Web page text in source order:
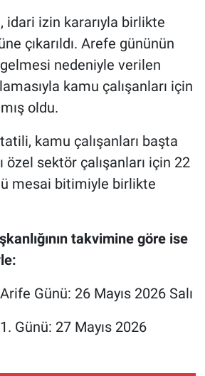
idari izin kararıyla birlikte
çıkarıldı. Arefe gününün
nedeniyle verilen
kamu çalışanları için
oldu.
kamu çalışanları başta
özel sektör çalışanları için 22
mesai bitimiyle birlikte
takvimine göre ise
Günü: 26 Mayıs 2026 Salı
Günü: 27 Mayıs 2026